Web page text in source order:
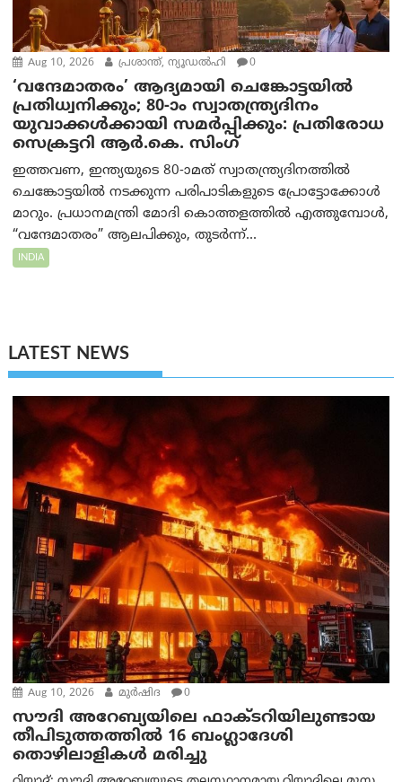
Aug 10, 2026 പ്രശാന്ത്, ന്യൂഡല്‍ഹി 0
‘വന്ദേമാതരം’ ആദ്യമായി ചെങ്കോട്ടയിൽ
പ്രതിധ്വനിക്കും; 80-ാം സ്വാതന്ത്ര്യദിനം
യുവാക്കൾക്കായി സമർപ്പിക്കും: പ്രതിരോധ
സെക്രട്ടറി ആർ.കെ. സിംഗ്
ഇത്തവണ, ഇന്ത്യയുടെ 80-ാമത് സ്വാതന്ത്ര്യദിനത്തിൽ
ചെങ്കോട്ടയിൽ നടക്കുന്ന പരിപാടികളുടെ പ്രോട്ടോക്കോൾ
മാറും. പ്രധാനമന്ത്രി മോദി കൊത്തളത്തിൽ എത്തുമ്പോൾ,
“വന്ദേമാതരം” ആലപിക്കും, തുടർന്ന്...
INDIA
LATEST NEWS
Aug 10, 2026 മുര്‍ഷിദ 0
സൗദി അറേബ്യയിലെ ഫാക്ടറിയിലുണ്ടായ
തീപിടുത്തത്തിൽ 16 ബംഗ്ലാദേശി
തൊഴിലാളികൾ മരിച്ചു